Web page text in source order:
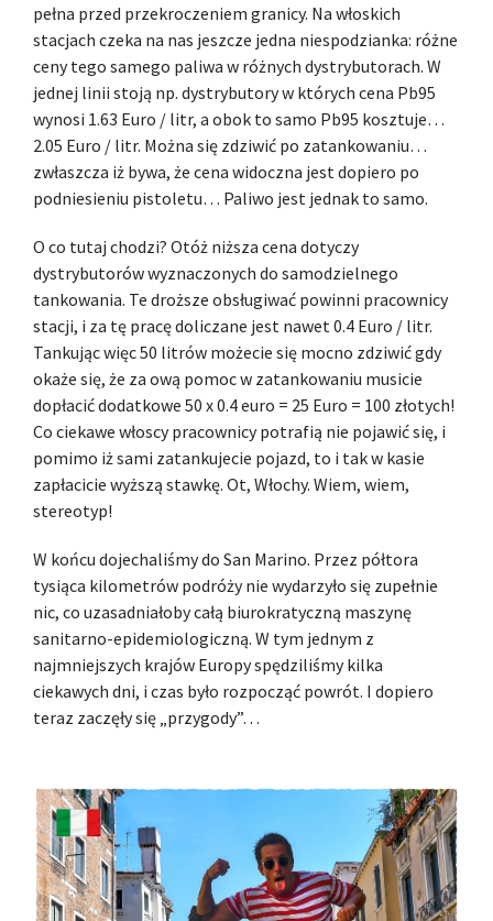
pełna przed przekroczeniem granicy. Na włoskich
stacjach czeka na nas jeszcze jedna niespodzianka: różne
ceny tego samego paliwa w różnych dystrybutorach. W
jednej linii stoją np. dystrybutory w których cena Pb95
wynosi 1.63 Euro / litr, a obok to samo Pb95 kosztuje…
2.05 Euro / litr. Można się zdziwić po zatankowaniu…
zwłaszcza iż bywa, że cena widoczna jest dopiero po
podniesieniu pistoletu… Paliwo jest jednak to samo.
O co tutaj chodzi? Otóż niższa cena dotyczy
dystrybutorów wyznaczonych do samodzielnego
tankowania. Te droższe obsługiwać powinni pracownicy
stacji, i za tę pracę doliczane jest nawet 0.4 Euro / litr.
Tankując więc 50 litrów możecie się mocno zdziwić gdy
okaże się, że za ową pomoc w zatankowaniu musicie
dopłacić dodatkowe 50 x 0.4 euro = 25 Euro = 100 złotych!
Co ciekawe włoscy pracownicy potrafią nie pojawić się, i
pomimo iż sami zatankujecie pojazd, to i tak w kasie
zapłacicie wyższą stawkę. Ot, Włochy. Wiem, wiem,
stereotyp!
W końcu dojechaliśmy do San Marino. Przez półtora
tysiąca kilometrów podróży nie wydarzyło się zupełnie
nic, co uzasadniałoby całą biurokratyczną maszynę
sanitarno-epidemiologiczną. W tym jednym z
najmniejszych krajów Europy spędziliśmy kilka
ciekawych dni, i czas było rozpocząć powrót. I dopiero
teraz zaczęły się „przygody”…